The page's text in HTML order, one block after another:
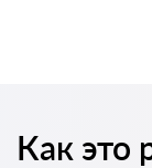
Как это